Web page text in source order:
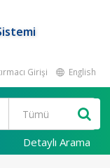
Girişi English
Detaylı Arama